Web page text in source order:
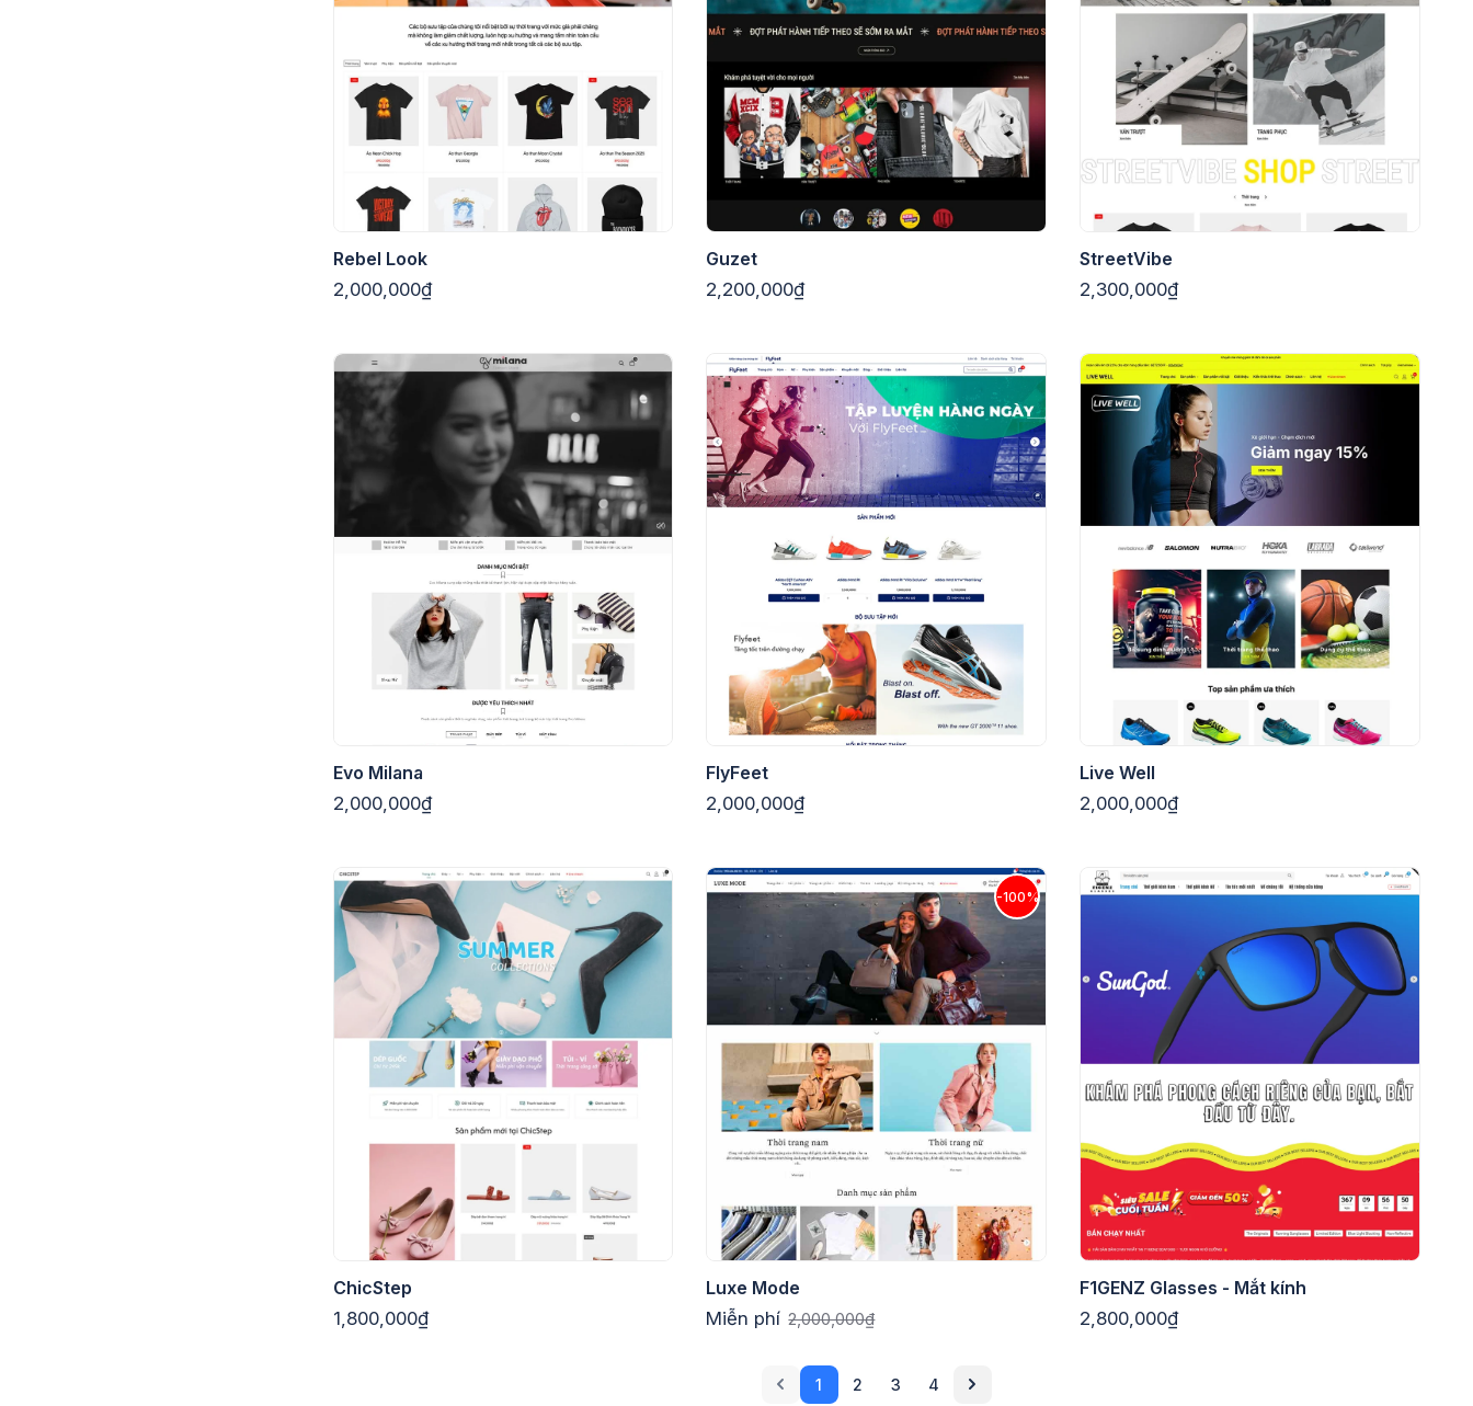
Rebel Look
2,000,000₫
Guzet
2,200,000₫
StreetVibe
2,300,000₫
Evo Milana
2,000,000₫
FlyFeet
2,000,000₫
Live Well
2,000,000₫
ChicStep
1,800,000₫
-100%
Luxe Mode
Miễn phí 2,000,000₫
F1GENZ Glasses - Mắt kính
2,800,000₫
1 2 3 4